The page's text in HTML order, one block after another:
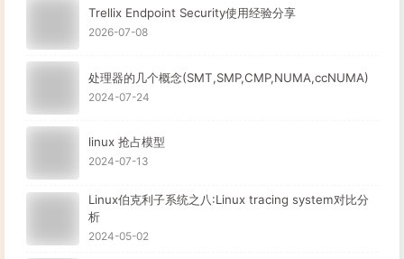
Trellix Endpoint Security使用经验分享
2026-07-08
处理器的几个概念(SMT,SMP,CMP,NUMA,ccNUMA)
2024-07-24
linux 抢占模型
2024-07-13
Linux伯克利子系统之八:Linux tracing system对比分
析
2024-05-02